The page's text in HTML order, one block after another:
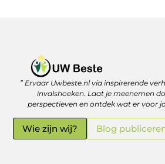
” Ervaar Uwbeste.nl via inspirerende
invalshoeken. Laat je meenemen
perspectieven en ontdek wat er voor
Wie zijn wij? Blog